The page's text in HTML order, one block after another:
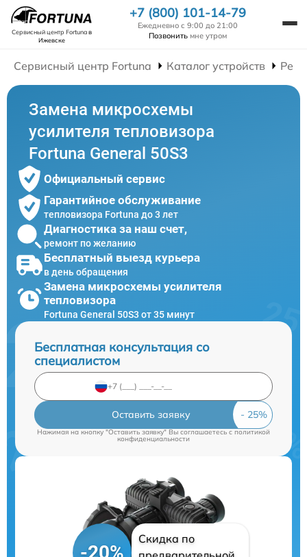
Сервисный центр Fortunaв
Ижевске
+7 (800) 101-14-79
Ежедневно с 9:00 до 21:00
Позвонить мне утром
Сервисный центр Fortuna Каталог устройств
Замена микросхемы
усилителя тепловизора
Fortuna General 50S3
Официальный сервис
Гарантийное обслуживание
тепловизора Fortuna до 3 лет
Диагностика за наш счет,
ремонт по желанию
Бесплатный выезд курьера
в день обращения
Замена микросхемы усилителя
тепловизора
Fortuna General 50S3 от 35 минут
Бесплатная консультация со
специалистом
Оставить заявку
Нажимая на кнопку "Оставить заявку" Вы соглашаетесь cполитикой
конфиденциальности
Скидка по